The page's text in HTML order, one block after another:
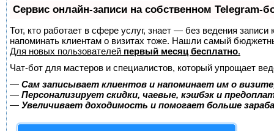
Сервис онлайн-записи на собственном Telegram-
Тот, кто работает в сфере услуг, знает — без ведения
напоминать клиентам о визитах тоже. Нашли самый
Для новых пользователей первый месяц бесплатно.
Чат-бот для мастеров и специалистов, который упрощает
— Сам записывает клиентов и напоминает им о
— Персонализирует скидки, чаевые, кэшбэк и
— Увеличивает доходимость и помогает больше